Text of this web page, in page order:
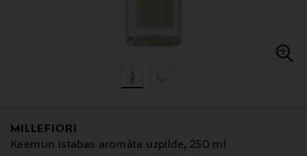
MILLEFIORI
Keemun istabas aromāta uzpilde, 250 ml